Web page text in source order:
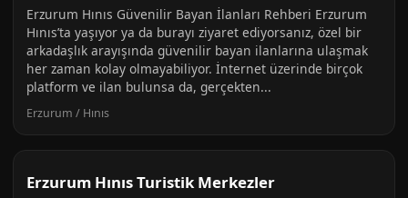
Erzurum Hınıs Güvenilir Bayan İlanları Rehberi Erzurum
Hınıs’ta yaşıyor ya da burayı ziyaret ediyorsanız, özel bir
arkadaşlık arayışında güvenilir bayan ilanlarına ulaşmak
her zaman kolay olmayabiliyor. İnternet üzerinde birçok
platform ve ilan bulunsa da, gerçekten...
Erzurum / Hınıs
Erzurum Hınıs Turistik Merkezler